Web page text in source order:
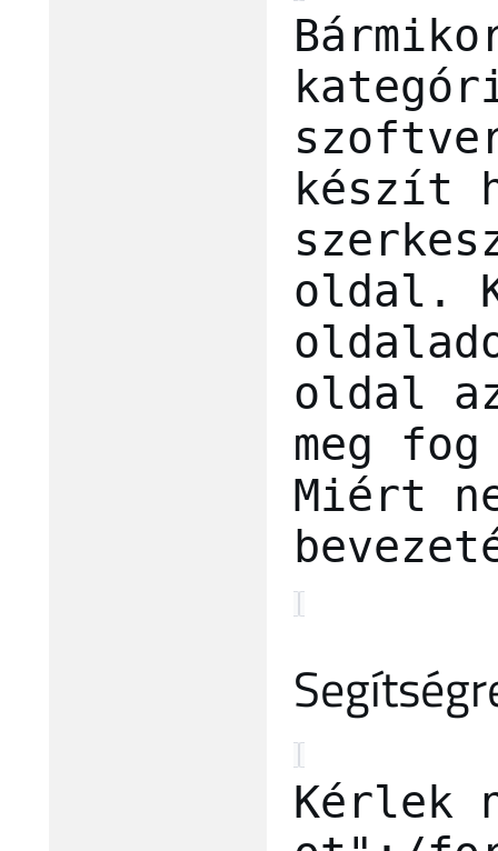
készít
oldal.
oldal
meg
Miért
Kérlek